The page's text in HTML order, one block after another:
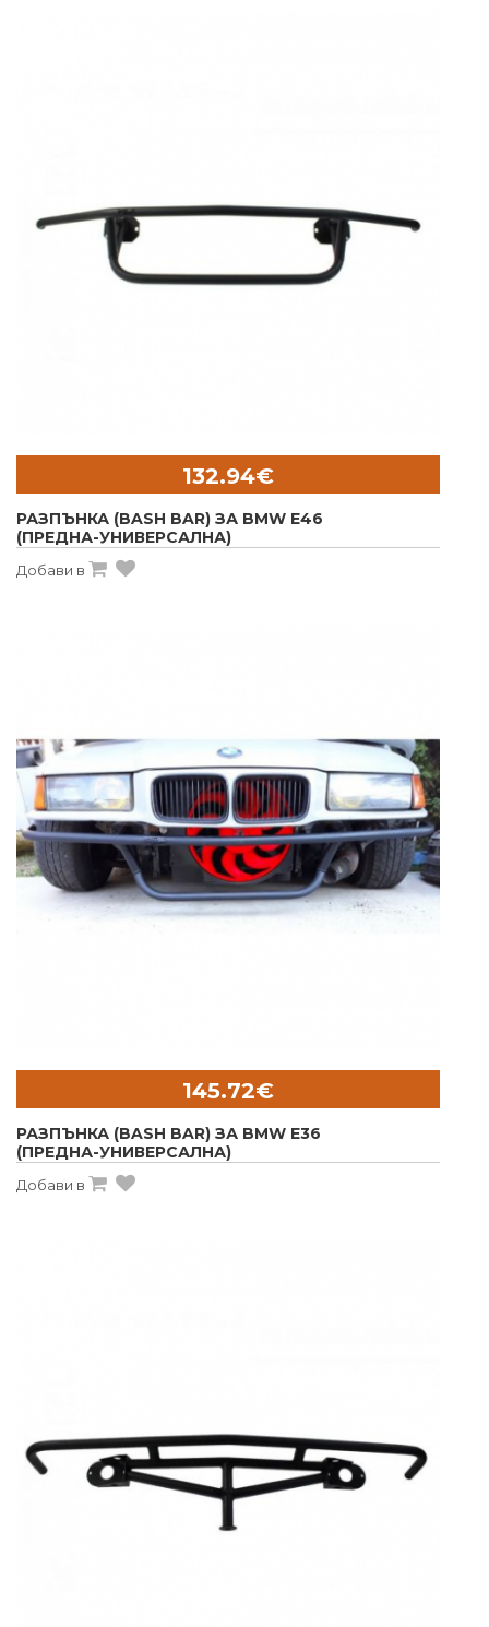
РАЗПЪНКА (BASH BAR) ЗА BMW E46
(ПРЕДНА-УНИВЕРСАЛНА)
132.94€
Добави в
РАЗПЪНКА (BASH BAR) ЗА BMW E36
(ПРЕДНА-УНИВЕРСАЛНА)
145.72€
Добави в